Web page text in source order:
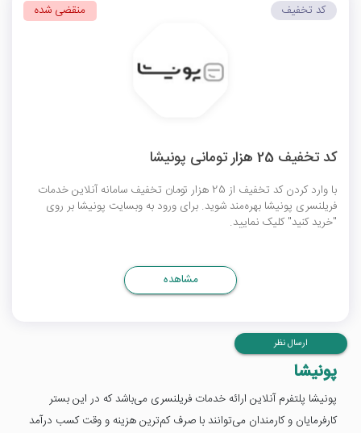
کد تخفیف 25 هزار تومانی پونیشا
با وارد کردن کد تخفیف از 25 هزار تومان تخفیف سامانه آنلاین خدمات
فریلنسری پونیشا بهره‌مند شوید. برای ورود به وبسایت پونیشا بر روی
"خرید کنید" کلیک نمایید.
کد تخفیف منقضی شده
مشاهده
ارسال نظر
پونیشا
پونیشا پلتفرم آنلاین ارائه خدمات فریلنسری می‌باشد که در این بستر
کارفرمایان و کارمندان می‌توانند با صرف کم‌ترین هزینه و وقت کسب درآمد